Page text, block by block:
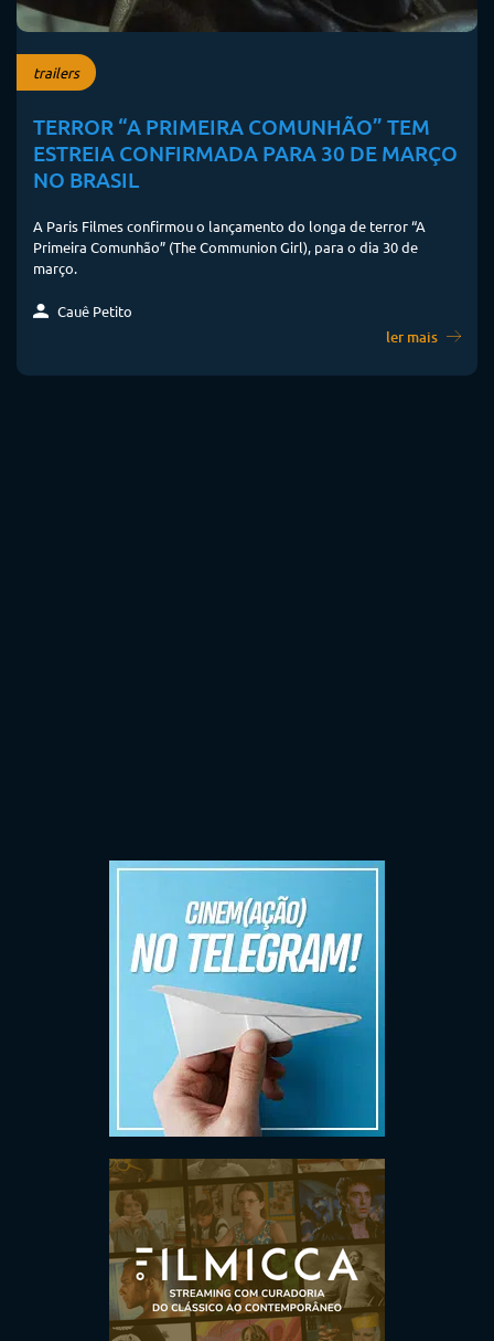
trailers
TERROR “A PRIMEIRA COMUNHÃO” TEM
ESTREIA CONFIRMADA PARA 30 DE MARÇO
NO BRASIL
A Paris Filmes confirmou o lançamento do longa de terror “A
Primeira Comunhão” (The Communion Girl), para o dia 30 de
março.
Cauê Petito
ler mais